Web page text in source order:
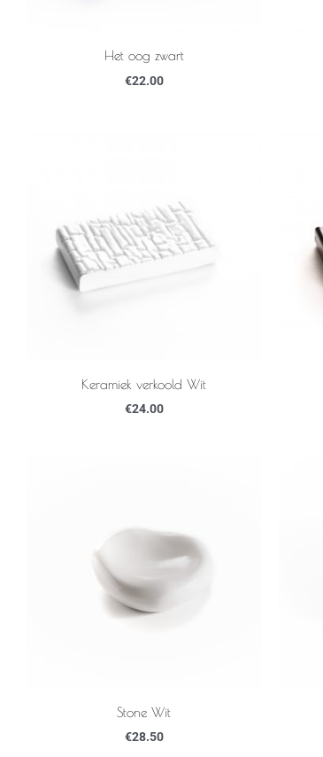
Het oog zwart
€22.00
Keramiek verkoold Wit
€24.00
Stone Wit
€28.50